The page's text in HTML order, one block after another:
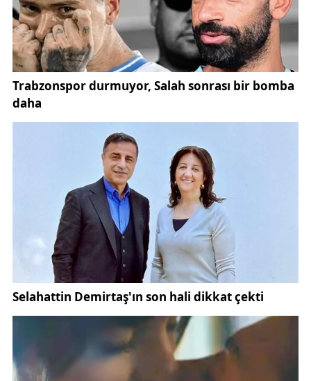
tavsiye edilir. Ayrıca kalabalık sofralarda geleneksel
Sivas yemekleriyle birlikte sunulduğunda tam bir
yöresel ziyafet haline gelir.
Hem sağlıklı hem de geleneksel bir lezzet
arıyorsanız, şalgam dolması sofralarınıza şifa ve
lezzet katacaktır. Sivas mutfağının en özel
yemeklerinden biri olan bu tarif, hem yöresel mutfak
kültürünü yaşatıyor hem de damaklara unutulmaz bir
tat bırakıyor.
Sivas İl Kültür ve Turizm Müdürlüğü